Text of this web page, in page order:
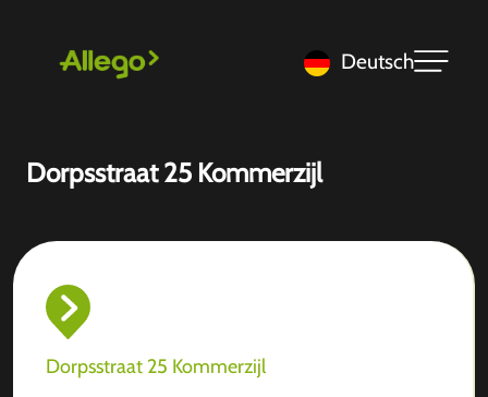
Deutsch
Dorpsstraat 25 Kommerzijl
Dorpsstraat 25 Kommerzijl